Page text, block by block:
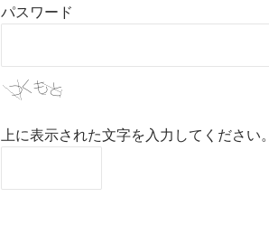
パスワード
上に表示された文字を入力してください。